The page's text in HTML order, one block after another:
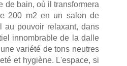
de bain, où il transformera
200 m2 en un salon de
au pouvoir relaxant, dans
innombrable de la dalle
variété de tons neutres
et hygiène. L'espace, si